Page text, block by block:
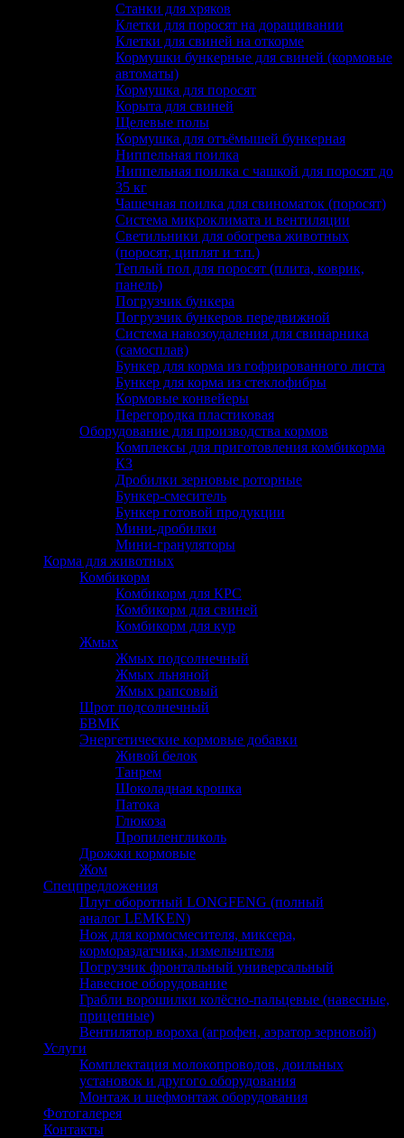
Станки для хряков
Клетки для поросят на доращивании
Клетки для свиней на откорме
Кормушки бункерные для свиней (кормовые
автоматы)
Кормушка для поросят
Корыта для свиней
Щелевые полы
Кормушка для отъёмышей бункерная
Ниппельная поилка
Ниппельная поилка с чашкой для поросят до
35 кг
Чашечная поилка для свиноматок (поросят)
Система микроклимата и вентиляции
Светильники для обогрева животных
(поросят, циплят и т.п.)
Теплый пол для поросят (плита, коврик,
панель)
Погрузчик бункера
Погрузчик бункеров передвижной
Система навозоудаления для свинарника
(самосплав)
Бункер для корма из гофрированного листа
Бункер для корма из стеклофибры
Кормовые конвейеры
Перегородка пластиковая
Оборудование для производства кормов
Комплексы для приготовления комбикорма
КЗ
Дробилки зерновые роторные
Бункер-смеситель
Бункер готовой продукции
Мини-дробилки
Мини-грануляторы
Корма для животных
Комбикорм
Комбикорм для КРС
Комбикорм для свиней
Комбикорм для кур
Жмых
Жмых подсолнечный
Жмых льняной
Жмых рапсовый
Шрот подсолнечный
БВМК
Энергетические кормовые добавки
Живой белок
Танрем
Шоколадная крошка
Патока
Глюкоза
Пропиленгликоль
Дрожжи кормовые
Жом
Спецпредложения
Плуг оборотный LONGFENG (полный
аналог LEMKEN)
Нож для кормосмесителя, миксера,
кормораздатчика, измельчителя
Погрузчик фронтальный универсальный
Навесное оборудование
Грабли ворошилки колёсно-пальцевые (навесные,
прицепные)
Вентилятор вороха (агрофен, аэратор зерновой)
Услуги
Комплектация молокопроводов, доильных
установок и другого оборудования
Монтаж и шефмонтаж оборудования
Фотогалерея
Контакты